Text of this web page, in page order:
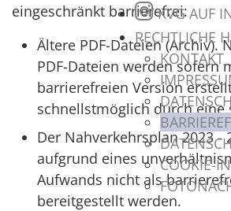
KVG AUF
RECHTLICHE
KONTAKT
COOKIE-
eingeschränkt barrierefrei:
Ältere PDF-Dateien (Archiv).
PDF-Dateien werden sofern
barrierefreien Version
schnellstmöglich durch eine
Der Nahverkehrsplan 2023 -
aufgrund eines
Aufwands nicht als
bereitgestellt werden.